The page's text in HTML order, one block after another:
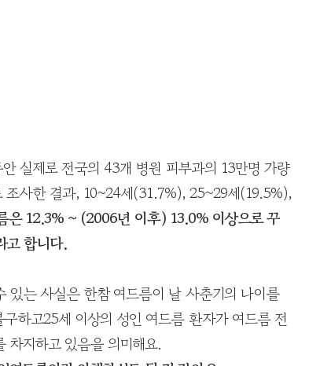
실제로 전국의 43개 병원 피부과의 13만명 가량
조사한 결과, 10~24세(31.7%), 25~29세(19.5%),
은 12.3% ~ (2006년 이후) 13.0% 이상으로 꾸
고 합니다.
있는 사실은 한참 여드름이 날 사춘기의 나이를
하고25세 이상의 성인 여드름 환자가 여드름 전
차지하고 있음을 의미해요.